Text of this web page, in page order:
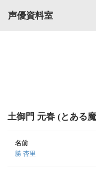
声優資料室
土御門 元春 (とある
名前
勝 杏里